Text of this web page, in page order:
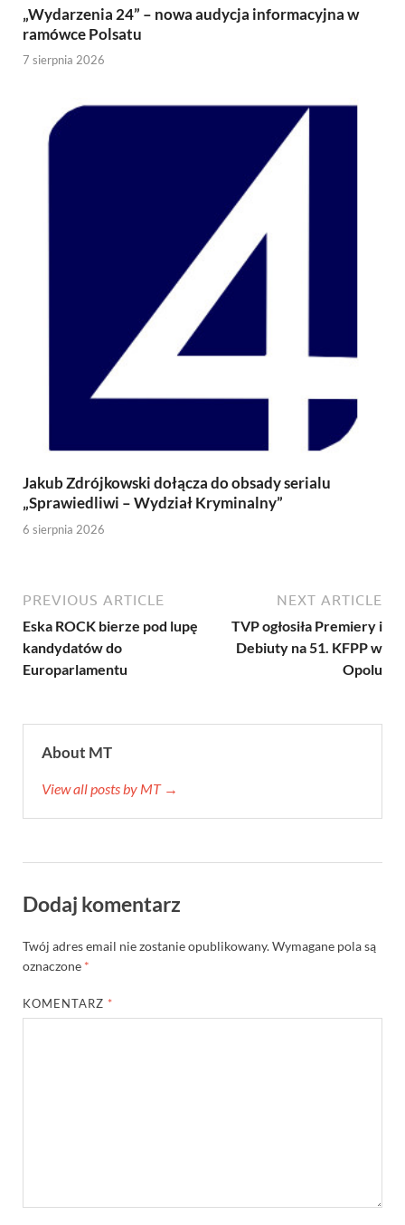
„Wydarzenia 24” – nowa audycja informacyjna w
ramówce Polsatu
7 sierpnia 2026
Jakub Zdrójkowski dołącza do obsady serialu
„Sprawiedliwi – Wydział Kryminalny”
6 sierpnia 2026
PREVIOUS ARTICLE
Eska ROCK bierze pod lupę
kandydatów do
Europarlamentu
NEXT ARTICLE
TVP ogłosiła Premiery i
Debiuty na 51. KFPP w
Opolu
About MT
View all posts by MT →
Dodaj komentarz
Twój adres email nie zostanie opublikowany.Wymagane pola są
oznaczone *
KOMENTARZ *